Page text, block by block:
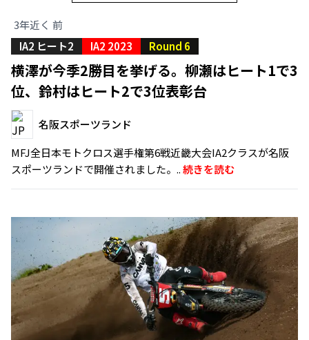
3年近く 前
IA2 ヒート2
IA2 2023 Round 6
横澤が今季2勝目を挙げる。柳瀬はヒート1で3
位、鈴村はヒート2で3位表彰台
名阪スポーツランド
MFJ全日本モトクロス選手権第6戦近畿大会IA2クラスが名阪
スポーツランドで開催されました。..続きを読む